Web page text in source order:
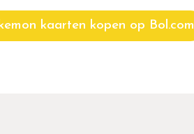
kaarten kopen op Bol.com